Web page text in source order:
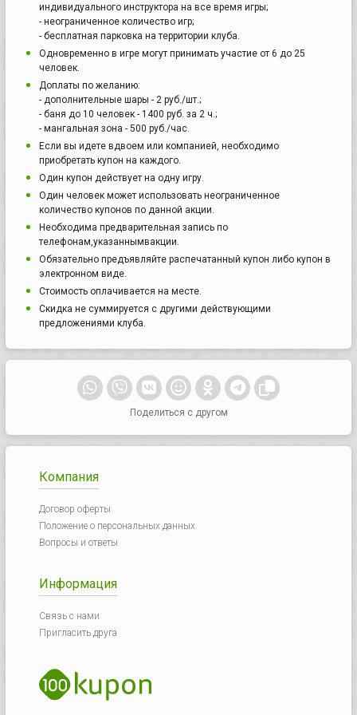
индивидуального инструктора на все время игры;
- неограниченное количество игр;
- бесплатная парковка на территории клуба.
Одновременно в игре могут принимать участие от 6 до 25
человек.
Доплаты по желанию:
- дополнительные шары - 2 руб./шт.;
- баня до 10 человек - 1400 руб. за 2 ч.;
- мангальная зона - 500 руб./час.
Если вы идете вдвоем или компанией, необходимо
приобретать купон на каждого.
Один купон действует на одну игру.
Один человек может использовать неограниченное
количество купонов по данной акции.
Необходима предварительная запись по
телефонам,указаннымвакции.
Обязательно предъявляйте распечатанный купон либо купон в
электронном виде.
Стоимость оплачивается на месте.
Скидка не суммируется с другими действующими
предложениями клуба.
Поделиться с другом
Компания
Договор оферты
Положение о персональных данных
Вопросы и ответы
Информация
Связь с нами
Пригласить друга